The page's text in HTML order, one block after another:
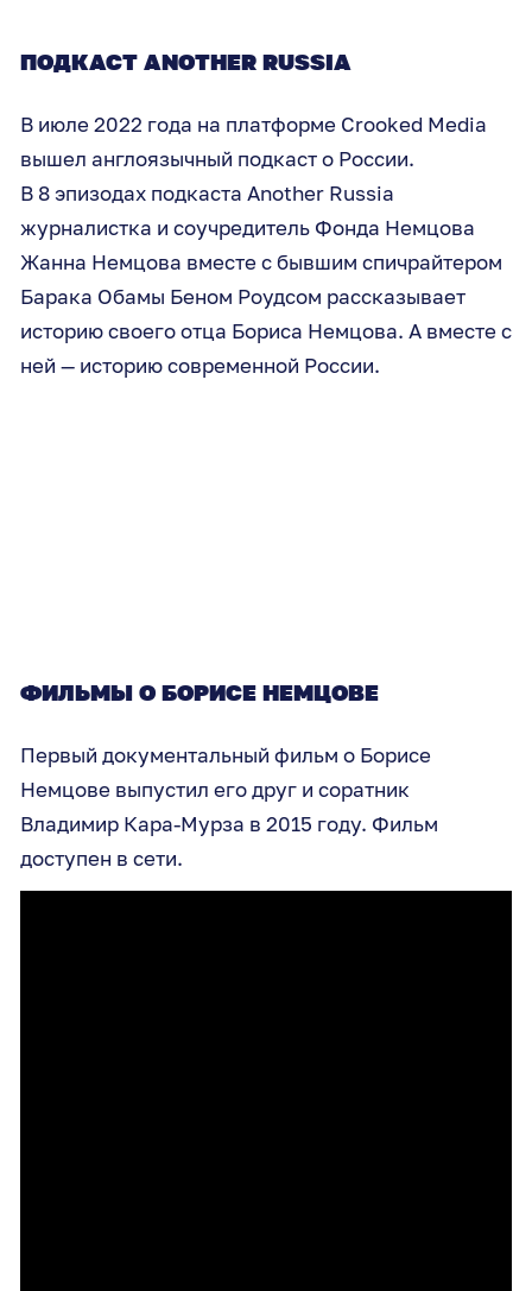
ПОДКАСТ ANOTHER RUSSIA
В июле 2022 года на платформе Crooked Media
вышел англоязычный подкаст о России.
В 8 эпизодах подкаста Another Russia
журналистка и соучредитель Фонда Немцова
Жанна Немцова вместе с бывшим спичрайтером
Барака Обамы Беном Роудсом рассказывает
историю своего отца Бориса Немцова. А вместе с
ней — историю современной России.
ФИЛЬМЫ О БОРИСЕ НЕМЦОВЕ
Первый документальный фильм о Борисе
Немцове выпустил его друг и соратник
Владимир Кара-Мурза в 2015 году. Фильм
доступен в сети.